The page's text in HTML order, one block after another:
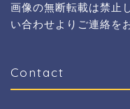
画像の無断転載は禁止
い合わせよりご連絡を
Contact